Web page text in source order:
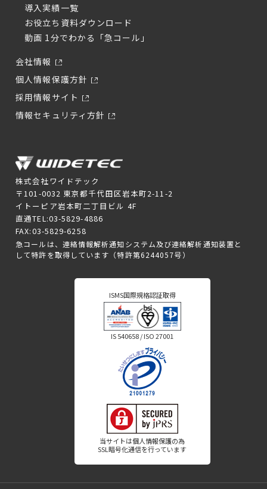
導入実績一覧
お役立ち資料ダウンロード
動画 1分でわかる「急コール」
会社情報
個人情報保護方針
採用情報サイト
情報セキュリティ方針
株式会社ワイドテック
〒101-0032 東京都千代田区岩本町2-11-2
イトーピア岩本町二丁目ビル 4F
直通TEL:03-5829-4886
FAX:03-5829-6258
急コールは、連絡情報解析通知システム及び連絡解析通知装置と
して特許を取得しています（特許第6244057号）
ISMS国際規格認証取得
IS 540658 / ISO 27001
当サイトは個人情報保護の為
SSL暗号化通信を行っています